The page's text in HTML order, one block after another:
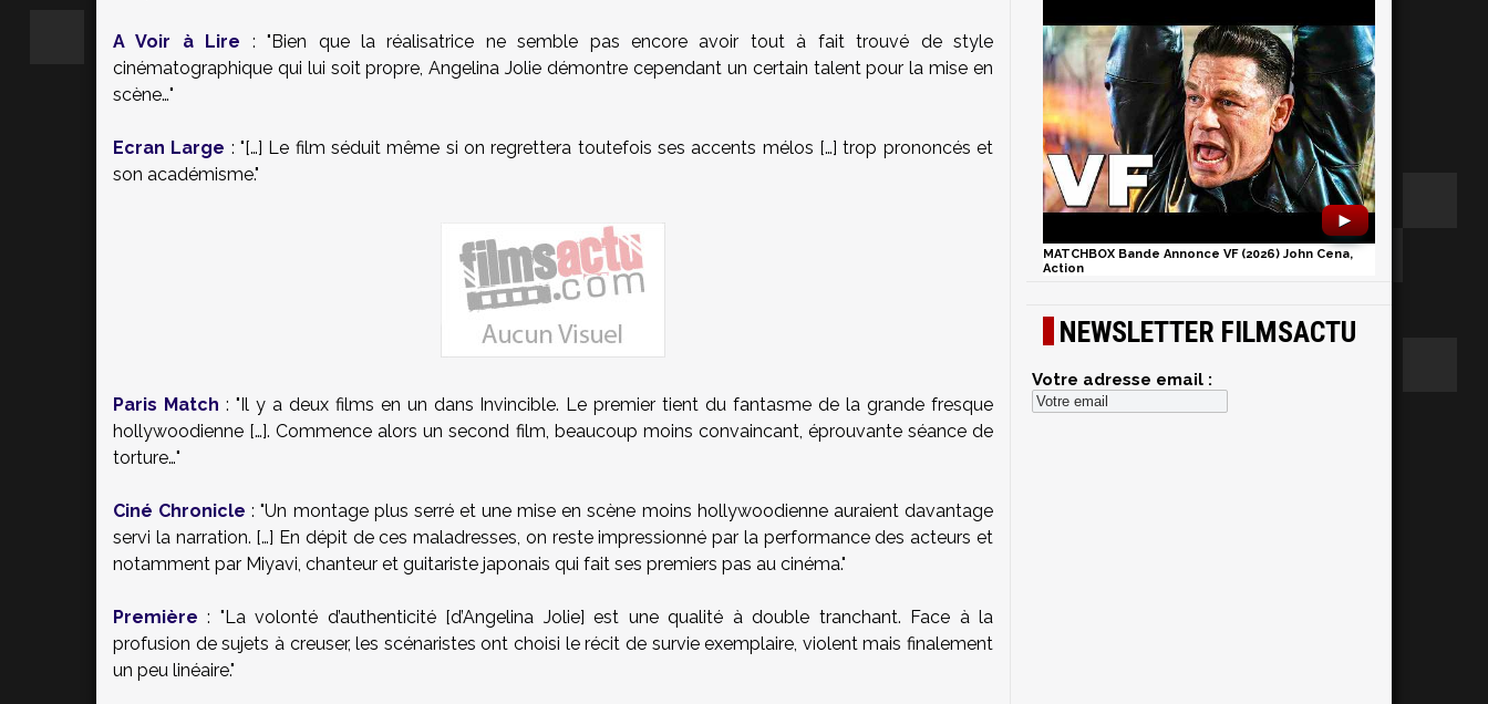
A Voir à Lire : "Bien que la réalisatrice ne semble pas encore avoir tout à fait trouvé de style
cinématographique qui lui soit propre, Angelina Jolie démontre cependant un certain talent pour la mise en
scène…"
Ecran Large : "[…] Le film séduit même si on regrettera toutefois ses accents mélos […] trop prononcés et
son académisme."
Paris Match : "Il y a deux films en un dans Invincible. Le premier tient du fantasme de la grande fresque
hollywoodienne […]. Commence alors un second film, beaucoup moins convaincant, éprouvante séance de
torture…"
Ciné Chronicle : "Un montage plus serré et une mise en scène moins hollywoodienne auraient davantage
servi la narration. […] En dépit de ces maladresses, on reste impressionné par la performance des acteurs et
notamment par Miyavi, chanteur et guitariste japonais qui fait ses premiers pas au cinéma."
Première : "La volonté d’authenticité [d’Angelina Jolie] est une qualité à double tranchant. Face à la
profusion de sujets à creuser, les scénaristes ont choisi le récit de survie exemplaire, violent mais finalement
un peu linéaire."
►
MATCHBOX Bande Annonce VF (2026) John Cena,
Action
NEWSLETTER FILMSACTU
Votre adresse email :